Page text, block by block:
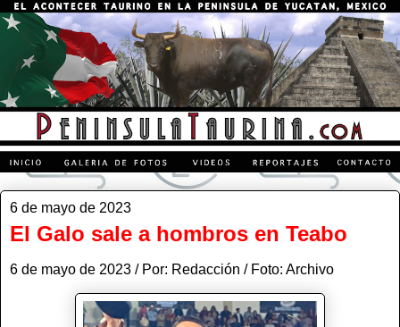
6 de mayo de 2023
El Galo sale a hombros en Teabo
6 de mayo de 2023 / Por: Redacción / Foto: Archivo